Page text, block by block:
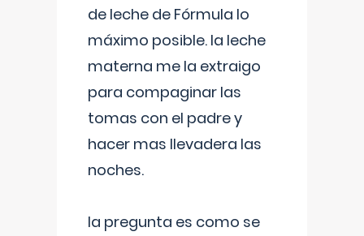
de leche de Fórmula lo
máximo posible. la leche
materna me la extraigo
para compaginar las
tomas con el padre y
hacer mas llevadera las
noches.
la pregunta es como se